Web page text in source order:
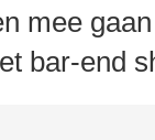
mee
bar-end